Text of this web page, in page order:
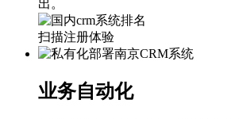
出。
扫描注册体验
业务自动化